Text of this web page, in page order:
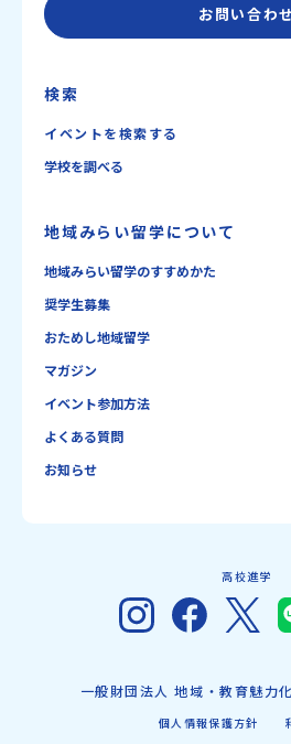
お問い合わせ
検索
イベントを検索する
学校を調べる
地域みらい留学について
地域みらい留学のすすめかた
奨学生募集
おためし地域留学
マガジン
イベント参加方法
よくある質問
お知らせ
高校進学
一般財団法人 地域・教育魅力
個人情報保護方針